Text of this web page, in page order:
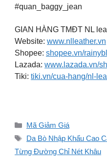
#quan_baggy_jean
GIAN HÀNG TMĐT NL
Website: www.nlleather.vn
Shopee: shopee.vn/
Lazada: www.lazada.vn/
Tiki: tiki.vn/cua-hang/nl-
Danh
mục
Mã Giảm Giá
Thẻ
Da Bò Nhập Khẩu Cao
Từng Đường Chỉ Nét Khâu